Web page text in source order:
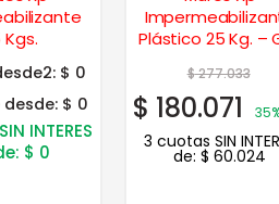
Kgs.
$ 0
desde: $ 0
INTERES
$ 0
Plástico 25 Kg. –
$277.033
$ 180.071
3 cuotas SIN
de:$ 60.024